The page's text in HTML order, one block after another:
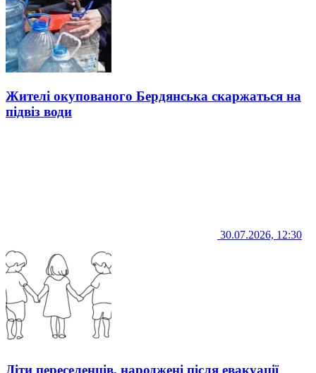
Жителі окупованого Бердянська скаржаться на
підвіз води
30.07.2026, 12:30